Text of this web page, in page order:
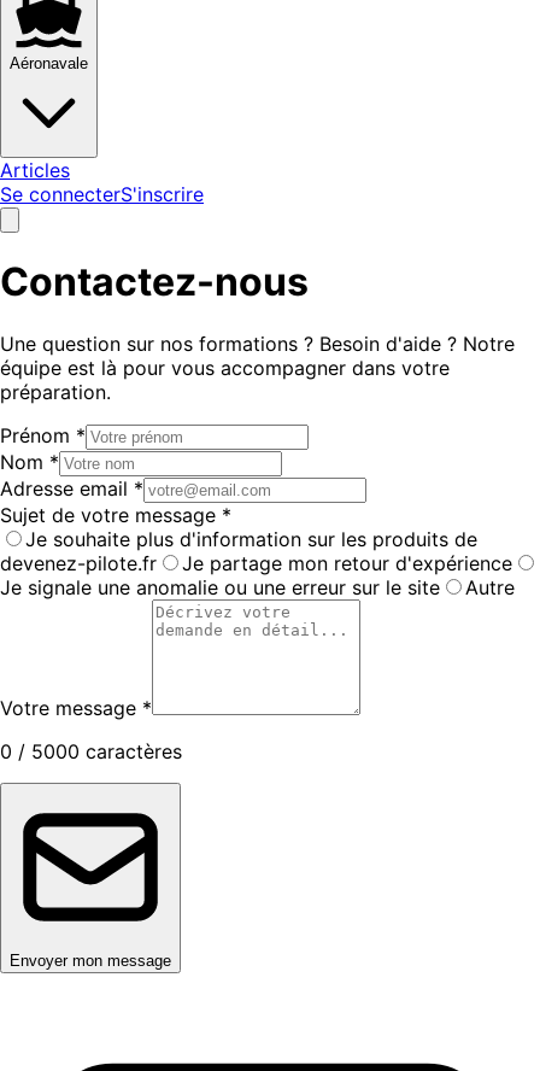
Aéronavale
Articles
Se connecterS'inscrire
Contactez-nous
Une question sur nos formations ? Besoin d'aide ? Notre
équipe est là pour vous accompagner dans votre
préparation.
Prénom *
Nom *
Adresse email *
Sujet de votre message *
Je souhaite plus d'information sur les produits de
devenez-pilote.fr
Je partage mon retour d'expérience
Je signale une anomalie ou une erreur sur le site
Autre
Votre message *
0 / 5000 caractères
Envoyer mon message